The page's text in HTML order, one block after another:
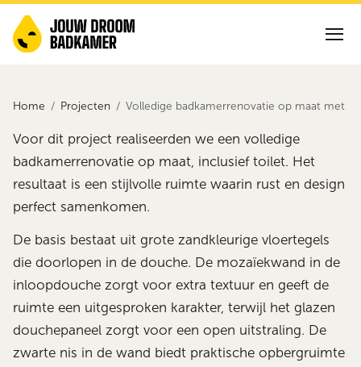
Home Projecten Volledige badkamerrenovatie op maat met
Voor dit project realiseerden we een volledige
badkamerrenovatie op maat, inclusief toilet. Het
resultaat is een stijlvolle ruimte waarin rust en design
perfect samenkomen.
De basis bestaat uit grote zandkleurige vloertegels
die doorlopen in de douche. De mozaïekwand in de
inloopdouche zorgt voor extra textuur en geeft de
ruimte een uitgesproken karakter, terwijl het glazen
douchepaneel zorgt voor een open uitstraling. De
zwarte nis in de wand biedt praktische opbergruimte